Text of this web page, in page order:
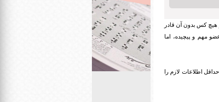
کس بدون آن قادر
مهم و پیچیده، اما
اطلاعات لازم را